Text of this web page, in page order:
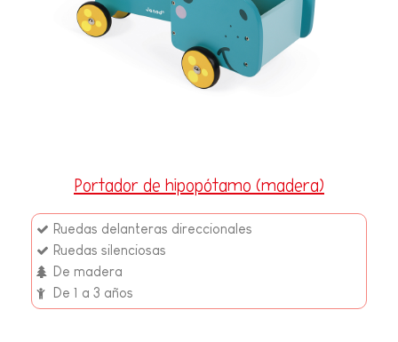
Portador de hipopótamo (madera)
Ruedas delanteras direccionales
Ruedas silenciosas
De madera
De 1 a 3 años